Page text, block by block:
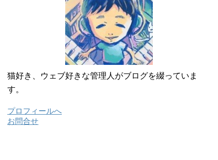
猫好き、ウェブ好きな管理人がブログを綴っていま
す。
プロフィールへ
お問合せ